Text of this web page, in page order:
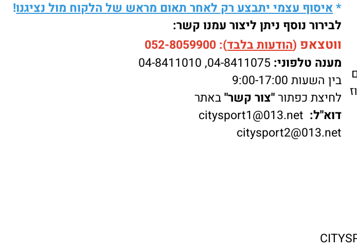
איסוף עצמי יתבצע רק לאחר תאום מראש של הלקוח מול נציגנו!
לבירור נוסף ניתן ליצור עמנו קשר:
ווטצאפ (הודעות בלבד):
052-8059900
מענה טלפוני:04-8411075
,
04-8411010
בין השעות 9:00-17:00
לחיצת כפתור "צור קשר"באתר
דוא"ל:citysport1@013.net
citysport2@013.net